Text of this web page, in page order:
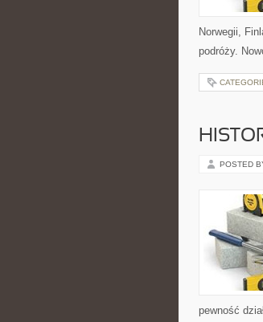
Norwegii,
podróży.
POSTED
pewność